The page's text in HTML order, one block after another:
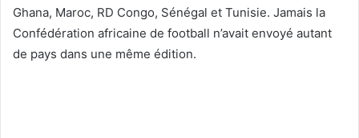
Ghana, Maroc, RD Congo, Sénégal et Tunisie. Jamais la
Confédération africaine de football n’avait envoyé autant
de pays dans une même édition.